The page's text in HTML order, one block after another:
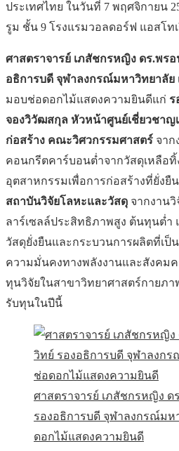
ประเทศไทย ในวันที่ 7 พฤศจิกายน
รูม ชั้น 9 โรงแรมวอลดอร์ฟ แอสโทเ
ศาสตราจารย์ เภสัชกรหญิง ดร.พร
อธิการบดี จุฬาลงกรณ์มหาวิทยาลัย
มอบช่อดอกไม้แสดงความยินดีแก่ ร
จองวิวัฒสกุล หัวหน้าศูนย์เชี่ยวชาญ
ก่อสร้าง คณะวิศวกรรมศาสตร์ จาก
คอนกรีตคาร์บอนต่ำจากวัสดุเหลือทิ้
อุตสาหกรรมเพื่อการก่อสร้างที่ยั่งยืน
สถาบันวิจัยโลหะและวัสดุ จากงาน
ลาร์เซลล์ประสิทธิภาพสูง ต้นทุนต่ำ
วัสดุยั่งยืนและกระบวนการผลิตที่เป็
ความมั่นคงทางพลังงานและสังคมค
ทุนวิจัยในสาขาวิทยาศาสตร์กายภา
รับทุนในปีนี้
ศาสตราจารย์ เภสัชกรหญิง ด
รองอธิการบดี จุฬาลงกรณ์มห
ดอกไม้แสดงความยินดี